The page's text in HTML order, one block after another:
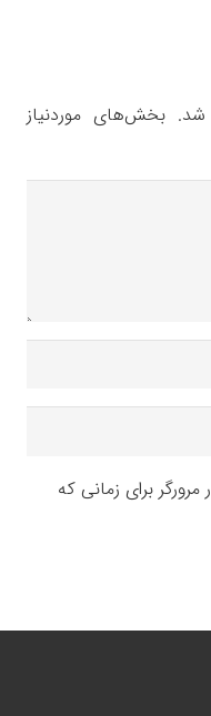
شد. بخش‌های موردنیاز
برای زمانی که